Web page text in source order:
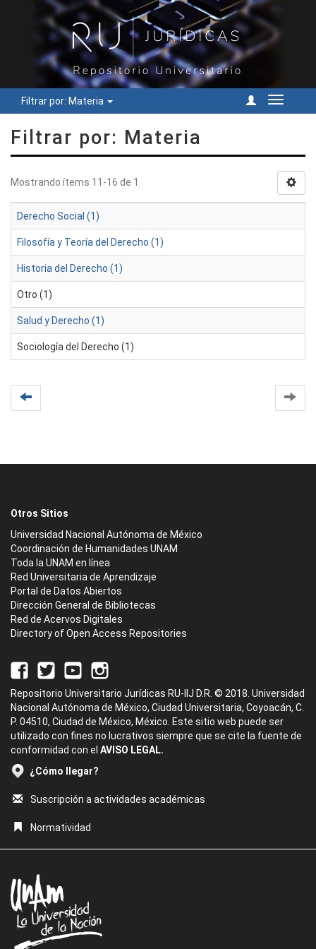
Filtrar por: Materia
Cambiar
Filtrar por: Materia
Mostrando ítems 11-16 de 1
Derecho Social (1)
Filosofía y Teoría del Derecho (1)
Historia del Derecho (1)
Otro (1)
Salud y Derecho (1)
Sociología del Derecho (1)
Otros Sitios
Universidad Nacional Autónoma de México
Coordinación de Humanidades UNAM
Toda la UNAM en línea
Red Universitaria de Aprendizaje
Portal de Datos Abiertos
Dirección General de Bibliotecas
Red de Acervos Digitales
Directory of Open Access Repositories
Repositorio Universitario Jurídicas RU-IIJ D.R. © 2018. Universidad
Nacional Autónoma de México, Ciudad Universitaria, Coyoacán, C.
P. 04510, Ciudad de México, México. Este sitio web puede ser
utilizado con fines no lucrativos siempre que se cite la fuente de
conformidad con el AVISO LEGAL.
¿Cómo llegar?
Suscripción a actividades académicas
Normatividad